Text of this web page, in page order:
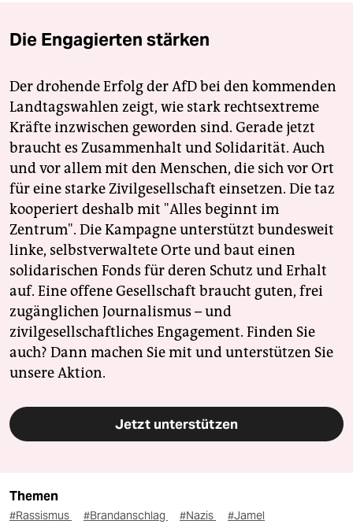
Die Engagierten stärken
Der drohende Erfolg der AfD bei den kommenden
Landtagswahlen zeigt, wie stark rechtsextreme
Kräfte inzwischen geworden sind. Gerade jetzt
braucht es Zusammenhalt und Solidarität. Auch
und vor allem mit den Menschen, die sich vor Ort
für eine starke Zivilgesellschaft einsetzen. Die taz
kooperiert deshalb mit "Alles beginnt im
Zentrum". Die Kampagne unterstützt bundesweit
linke, selbstverwaltete Orte und baut einen
solidarischen Fonds für deren Schutz und Erhalt
auf. Eine offene Gesellschaft braucht guten, frei
zugänglichen Journalismus – und
zivilgesellschaftliches Engagement. Finden Sie
auch? Dann machen Sie mit und unterstützen Sie
unsere Aktion.
Jetzt unterstützen
Themen
#Rassismus #Brandanschlag #Nazis
#Jamel